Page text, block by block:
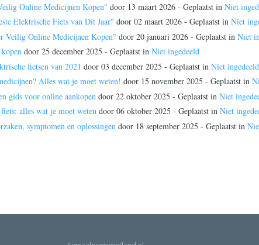
Online Medicijnen Kopen" door 13 maart 2026 - Geplaatst in Niet
Elektrische Fiets van Dit Jaar" door 02 maart 2026 - Geplaatst in Niet
Veilig Online Medicijnen Kopen" door 20 januari 2026 - Geplaatst in Niet
door 25 december 2025 - Geplaatst in Niet ingedeeld
fietsen van 2021 door 03 december 2025 - Geplaatst in Niet ingedeeld
Alles wat je moet weten! door 15 november 2025 - Geplaatst in
gids voor online aankopen door 22 oktober 2025 - Geplaatst in Niet
alles wat je moet weten door 06 oktober 2025 - Geplaatst in Niet
symptomen en oplossingen door 18 september 2025 - Geplaatst in